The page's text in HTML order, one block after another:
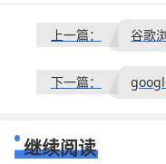
上一篇：
下一篇：
继续阅读